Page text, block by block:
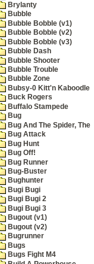
Brylanty
Bubble
Bubble Bobble (v1)
Bubble Bobble (v2)
Bubble Bobble (v3)
Bubble Dash
Bubble Shooter
Bubble Trouble
Bubble Zone
Bubsy-0 Kitt'n Kaboodle
Buck Rogers
Buffalo Stampede
Bug
Bug And The Spider, The
Bug Attack
Bug Hunt
Bug Off!
Bug Runner
Bug-Buster
Bughunter
Bugi Bugi
Bugi Bugi 2
Bugi Bugi 3
Bugout (v1)
Bugout (v2)
Bugrunner
Bugs
Bugs Fight M4